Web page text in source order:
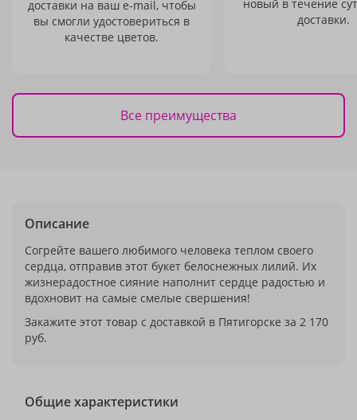
доставки на ваш e-mail, чтобы
вы смогли удостовериться в
качестве цветов.
новый в течение
доставки.
Все преимущества
Описание
Согрейте вашего любимого человека теплом своего
сердца, отправив этот букет белоснежных лилий. Их
жизнерадостное сияние наполнит сердце радостью и
вдохновит на самые смелые свершения!
Закажите этот товар с доставкой в Пятигорске за 2 170
руб.
Общие характеристики